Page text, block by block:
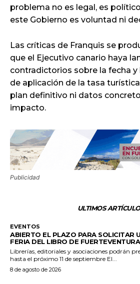
problema no es legal, es
este Gobierno es voluntad ni
Las críticas de Franquis se
que el Ejecutivo canario haya
contradictorios sobre la fecha y
de aplicación de la tasa
plan definitivo ni datos
impacto.
Publicidad
ULTIMOS
EVENTOS
ABIERTO EL PLAZO PARA SOLICITAR
FERIA DEL LIBRO DE FUERTEVENTURA
Librerías, editoriales y asociaciones podrán
hasta el próximo 11 de septiembre El...
8 de agosto de 2026